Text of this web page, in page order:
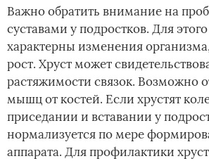
Важно обратить внимание на
суставами у подростков. Для
характерны изменения
рост. Хруст может
растяжимости связок. Возможно
мышц от костей. Если хрустят
приседании и вставании­ у
нормализуется по мере
аппарата. Для профилактики